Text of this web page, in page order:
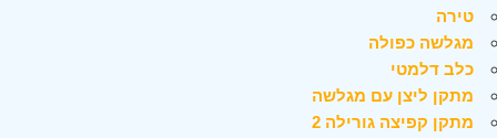
טירה
מגלשה כפולה
כלב דלמטי
מתקן ליצן עם מגלשה
מתקן קפיצה גורילה 2